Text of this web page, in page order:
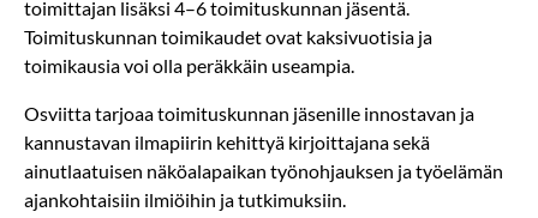
toimittajan lisäksi 4–6 toimituskunnan jäsentä.
Toimituskunnan toimikaudet ovat kaksivuotisia ja
toimikausia voi olla peräkkäin useampia.
Osviitta tarjoaa toimituskunnan jäsenille innostavan ja
kannustavan ilmapiirin kehittyä kirjoittajana sekä
ainutlaatuisen näköalapaikan työnohjauksen ja työelämän
ajankohtaisiin ilmiöihin ja tutkimuksiin.